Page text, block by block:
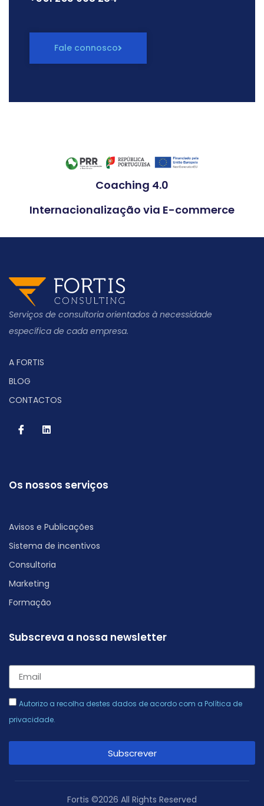
Fale connosco
Coaching 4.0
Internacionalização via E-commerce
Serviços de consultoria orientados à necessidade
específica de cada empresa.
A FORTIS
BLOG
CONTACTOS
Os nossos serviços
Avisos e Publicações
Sistema de incentivos
Consultoria
Marketing
Formação
Subscreva a nossa newsletter
Autorizo a recolha destes dados de acordo com a Política de
privacidade.
Subscrever
Fortis ©2026 All Rights Reserved